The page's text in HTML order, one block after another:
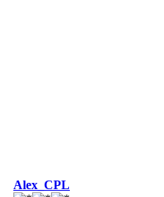
Alex_CPL